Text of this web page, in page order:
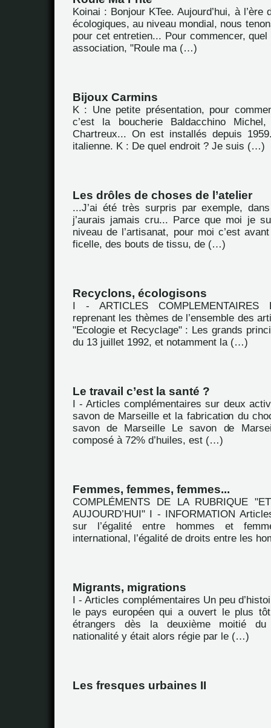
Koinai : Bonjour KTee. Aujourd’hui, à l’ère
écologiques, au niveau mondial, nous
pour cet entretien... Pour commencer, quel
association, "Roule ma (…)
Bijoux Carmins
K : Une petite présentation, pour
c’est la boucherie Baldacchino
Chartreux... On est installés depuis
italienne. K : De quel endroit ? Je suis (…)
Les drôles de choses de l’atelier
...J’ai été très surpris par exemple,
j’aurais jamais cru... Parce que moi je
niveau de l’artisanat, pour moi c’est
ficelle, des bouts de tissu, de (…)
Recyclons, écologisons
I - ARTICLES COMPLEMENTAIRES
reprenant les thèmes de l’ensemble des
"Ecologie et Recyclage" : Les grands
du 13 juillet 1992, et notamment la (…)
Le travail c’est la santé ?
I - Articles complémentaires sur deux
savon de Marseille et la fabrication du
savon de Marseille Le savon de
composé à 72% d’huiles, est (…)
Femmes, femmes, femmes...
COMPLÉMENTS DE LA RUBRIQUE
AUJOURD’HUI" I - INFORMATION
sur l’égalité entre hommes et
international, l’égalité de droits entre les
Migrants, migrations
I - Articles complémentaires Un peu
le pays européen qui a ouvert le plus
étrangers dès la deuxième moitié
nationalité y était alors régie par le (…)
Les fresques urbaines II